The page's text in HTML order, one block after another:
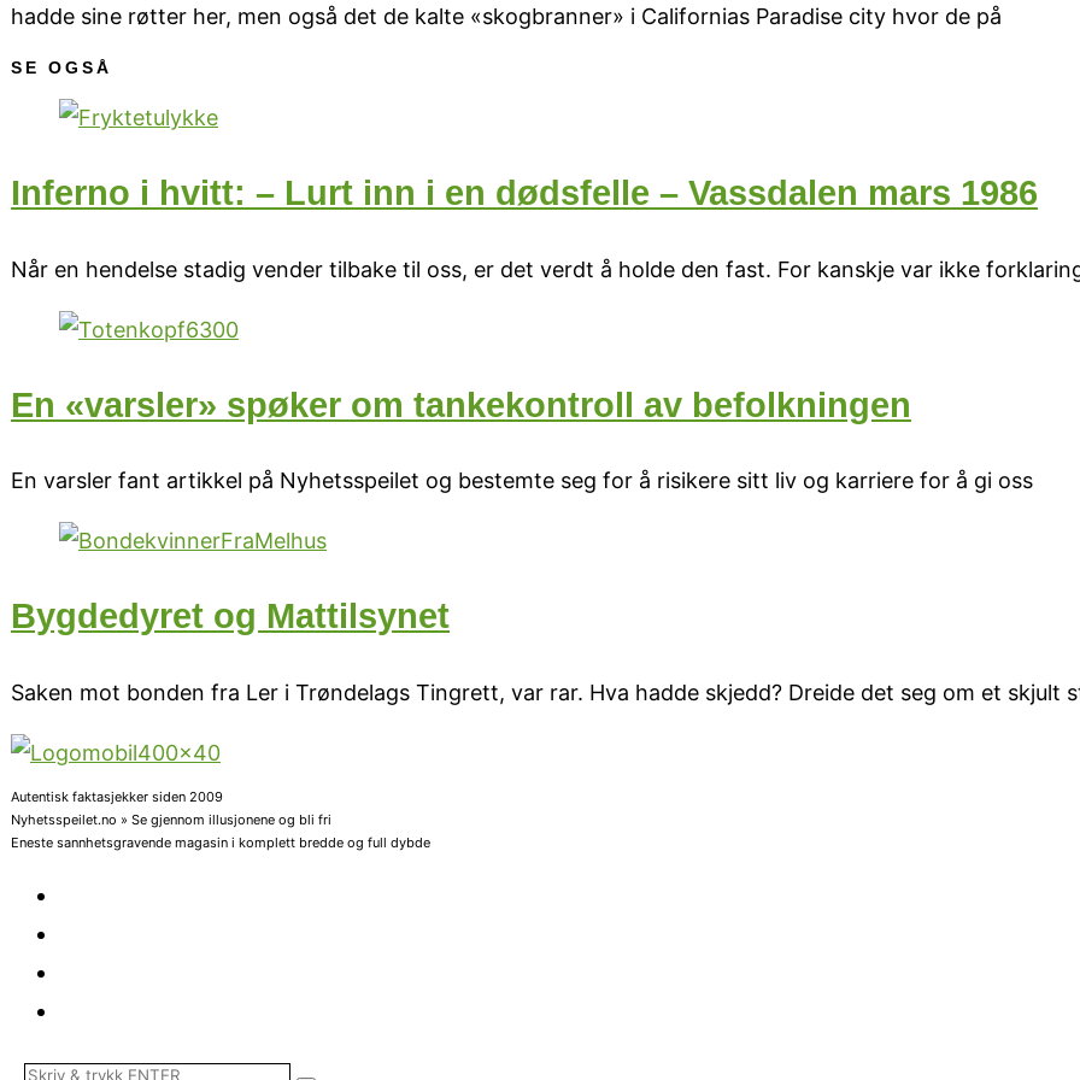
hadde sine røtter her, men også det de kalte «skogbranner» i Californias Paradise city hvor de på
SE OGSÅ
Inferno i hvitt: – Lurt inn i en dødsfelle – Vassdalen mars 1986
Når en hendelse stadig vender tilbake til oss, er det verdt å holde den fast. For kanskje var ikke
En «varsler» spøker om tankekontroll av befolkningen
En varsler fant artikkel på Nyhetsspeilet og bestemte seg for å risikere sitt liv og karriere for å gi oss
Bygdedyret og Mattilsynet
Saken mot bonden fra Ler i Trøndelags Tingrett, var rar. Hva hadde skjedd? Dreide det seg om et skjult
Autentisk faktasjekker siden 2009
Nyhetsspeilet.no » Se gjennom illusjonene og bli fri
Eneste sannhetsgravende magasin i komplett bredde og full dybde